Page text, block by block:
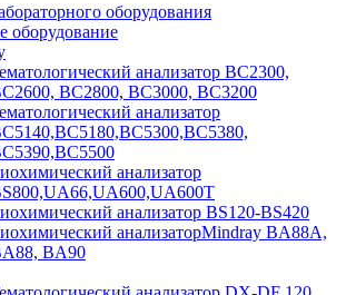
оборудования
оборудование
анализатор BC2300,
BC2800, BC3000, BC3200
анализатор
анализатор
анализатор BS120-BS420
анализаторMindray BA88A,
BA90